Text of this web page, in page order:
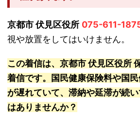
京都市 伏見区役所 075-611-
視や放置をしてはいけません。
この着信は、京都市 伏見区役所
着信です。国民健康保険料や国
が遅れていて、滞納や延滞が続
はありませんか？